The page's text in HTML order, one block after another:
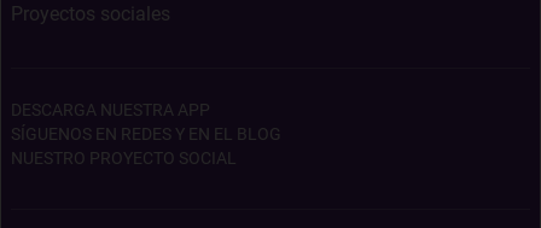
Proyectos sociales
DESCARGA NUESTRA APP
SÍGUENOS EN REDES Y EN EL BLOG
NUESTRO PROYECTO SOCIAL